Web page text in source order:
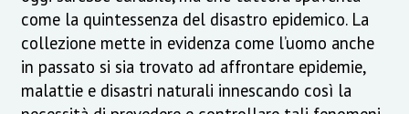
come la quintessenza del disastro epidemico. La
collezione mette in evidenza come l’uomo anche
in passato si sia trovato ad affrontare epidemie,
malattie e disastri naturali innescando così la